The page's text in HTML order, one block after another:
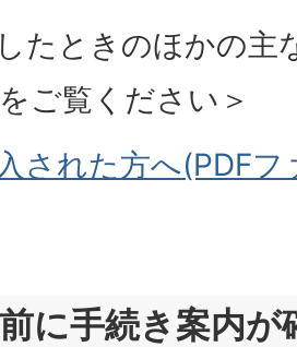
たときのほかの主
ご覧ください＞
された方へ(PDF
に手続き案内が